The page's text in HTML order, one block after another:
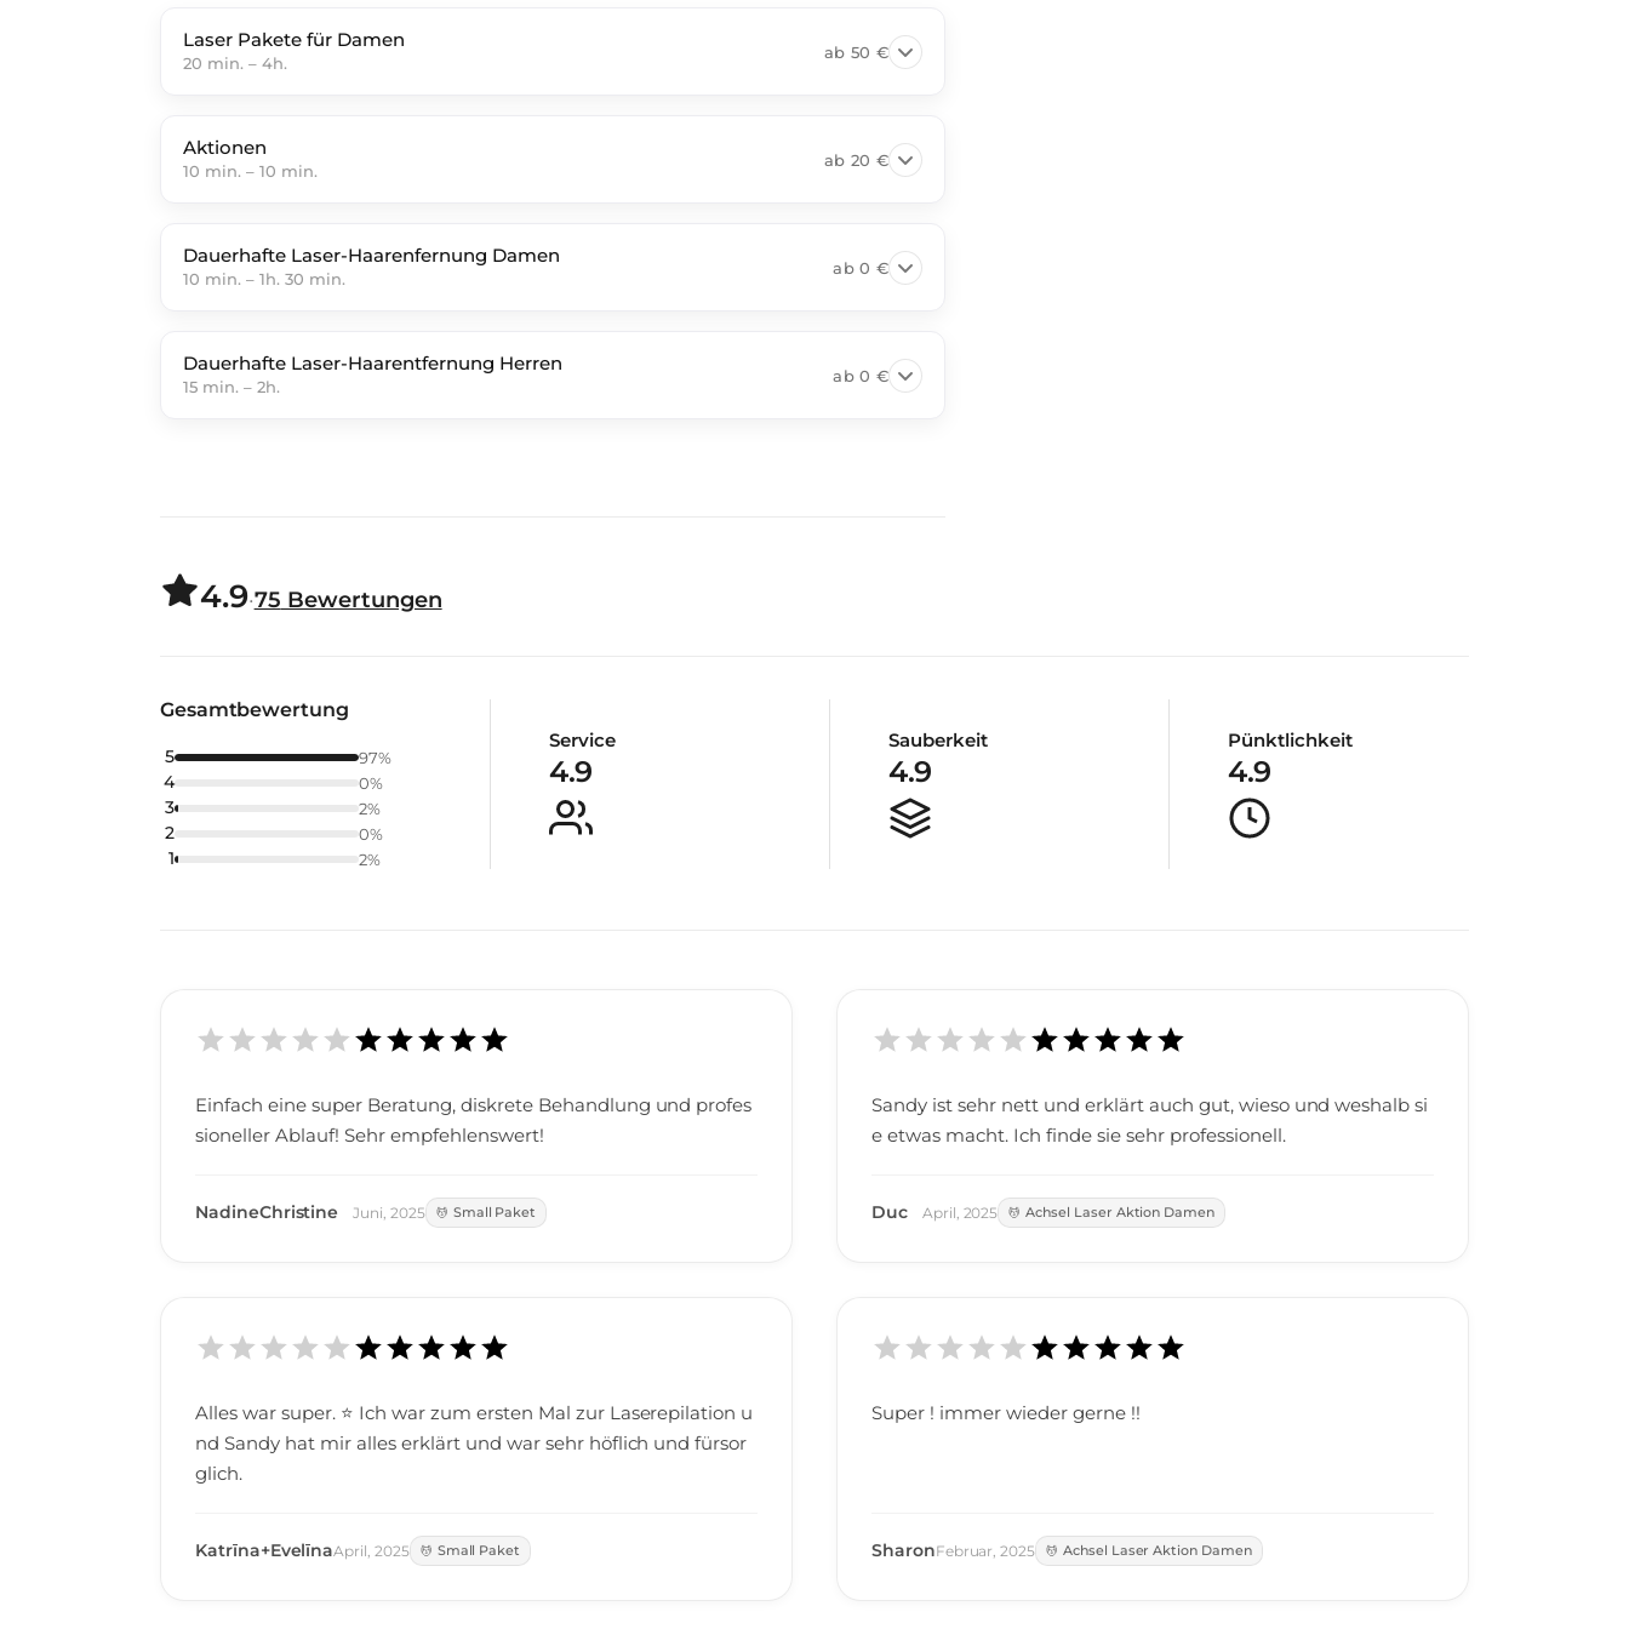
Laser Pakete für Damen
20 min. – 4h.
ab 50 €
Aktionen
10 min. – 10 min.
ab 20 €
Dauerhafte Laser-Haarenfernung Damen
10 min. – 1h. 30 min.
ab0 €
Dauerhafte Laser-Haarentfernung Herren
15 min. – 2h.
ab0 €
4.9·75 Bewertungen
Gesamtbewertung
5 97%
4 0%
3 2%
2 0%
1 2%
Service
4.9
Sauberkeit
4.9
Pünktlichkeit
4.9
Einfach eine super Beratung, diskrete Behandlung und profes
sioneller Ablauf! Sehr empfehlenswert!
NadineChristine Juni 2025 Small Paket
Sandy ist sehr nett und erklärt auch gut, wieso und weshalb si
e etwas macht. Ich finde sie sehr professionell.
Duc April 2025 Achsel Laser Aktion Damen
Alles war super. ⭐️ Ich war zum ersten Mal zur Laserepilation u
nd Sandy hat mir alles erklärt und war sehr höflich und fürsor
glich.
Katrīna+EvelīnaApril 2025 Small Paket
Super ! immer wieder gerne !!
SharonFebruar ,2025 Achsel Laser Aktion Damen